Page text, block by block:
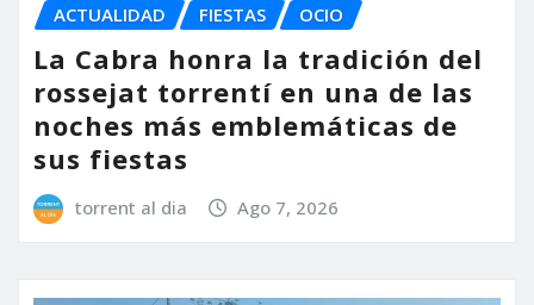
ACTUALIDAD FIESTAS OCIO
La Cabra honra la tradición del
rossejat torrentí en una de las
noches más emblemáticas de
sus fiestas
torrent al dia Ago 7, 2026